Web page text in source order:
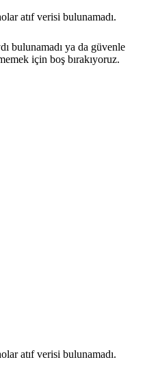
atıf verisi bulunamadı.
bulunamadı ya da güvenle
için boş bırakıyoruz.
atıf verisi bulunamadı.